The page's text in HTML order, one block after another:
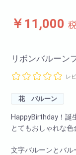
￥11,000
リボンバルーン
レ
花 バルーン
HappyBirthday！誕
とてもおしゃれな色
文字バルーンとバル